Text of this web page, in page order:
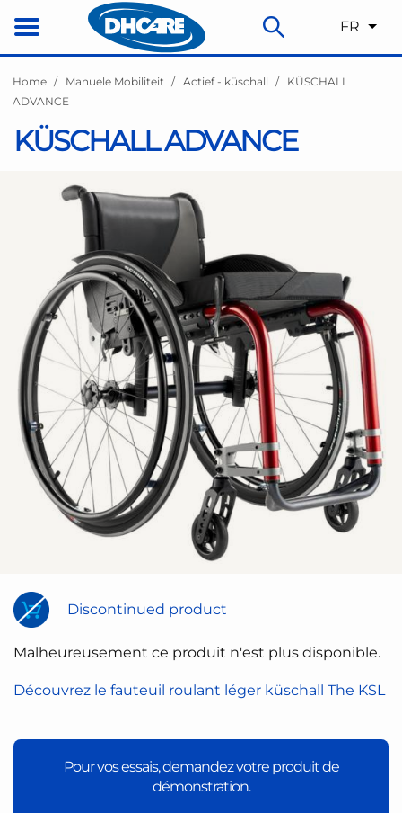
FR
Home Manuele Mobiliteit Actief - küschall
KÜSCHALL
ADVANCE
KÜSCHALL ADVANCE
Discontinued product
Malheureusement ce produit n'est plus disponible.
Découvrez le fauteuil roulant léger küschall The KSL
Pour vos essais, demandez votre produit de
démonstration.